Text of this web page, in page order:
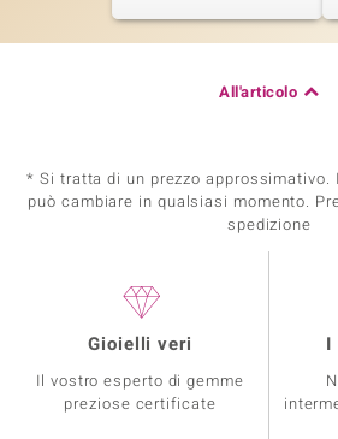
All'articolo
* Si tratta di un prezzo
può cambiare in qualsiasi momento.
spedizione
Gioielli veri
Il vostro esperto di gemme
preziose certificate
I